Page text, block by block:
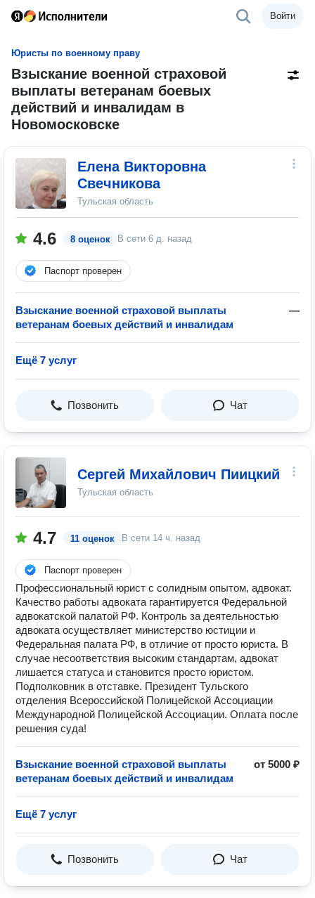
Войти
Юристы по военному праву
Взыскание военной страховой
выплаты ветеранам боевых
действий и инвалидам в
Новомосковске
Елена Викторовна
Свечникова
Тульская область
4.6 8 оценок В сети 6 д. назад
Паспорт проверен
Взыскание военной страховой выплаты
ветеранам боевых действий и инвалидам
—
Ещё 7 услуг
Позвонить Чат
Сергей Михайлович Пиицкий
Тульская область
4.7 11 оценок В сети 14 ч. назад
Паспорт проверен
Профессиональный юрист с солидным опытом, адвокат.
Качество работы адвоката гарантируется Федеральной
адвокатской палатой РФ. Контроль за деятельностью
адвоката осуществляет министерство юстиции и
Федеральная палата РФ, в отличие от просто юриста. В
случае несоответствия высоким стандартам, адвокат
лишается статуса и становится просто юристом.
Подполковник в отставке. Президент Тульского
отделения Всероссийской Полицейской Ассоциации
Международной Полицейской Ассоциации. Оплата после
решения суда!
Взыскание военной страховой выплаты
ветеранам боевых действий и инвалидам
от 5000 ₽
Ещё 7 услуг
Позвонить Чат